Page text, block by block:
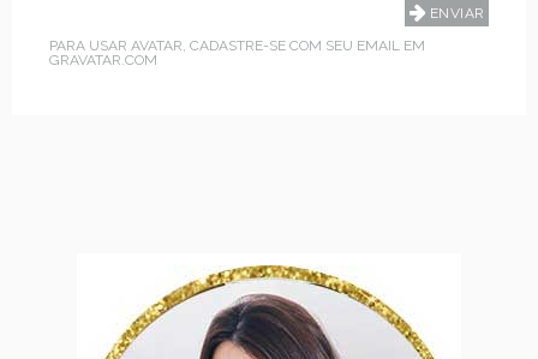
PARA USAR AVATAR, CADASTRE-SE COM SEU EMAIL EM
GRAVATAR.COM